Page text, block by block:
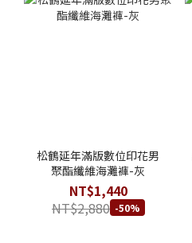
松鶴延年滿版數位印花男
聚酯纖維海灘褲-灰
NT$1,440
NT$2,880 -50%